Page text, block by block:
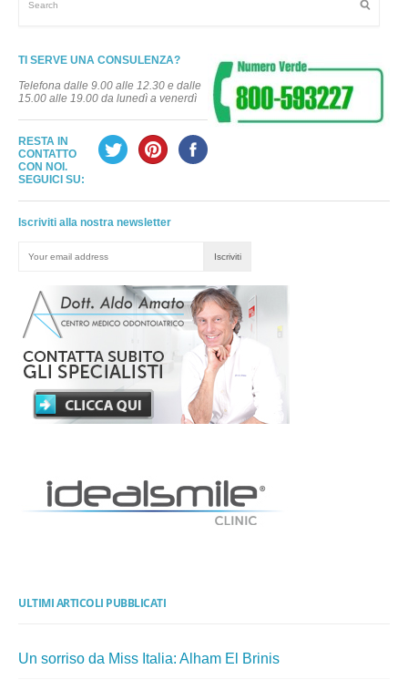
TI SERVE UNA CONSULENZA?
Telefona dalle 9.00 alle 12.30 e dalle
15.00 alle 19.00 da lunedì a venerdì
RESTA IN
CONTATTO
CON NOI.
SEGUICI SU:
Iscriviti alla nostra newsletter
ULTIMI ARTICOLI PUBBLICATI
Un sorriso da Miss Italia: Alham El Brinis